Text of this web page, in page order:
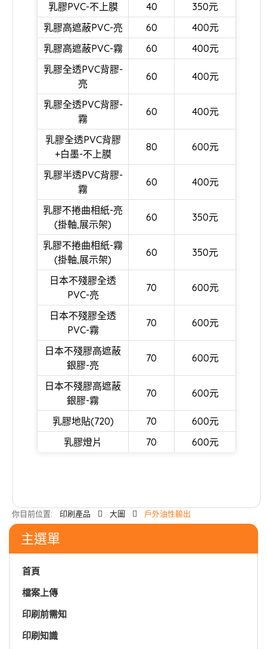
乳膠PVC-不上膜
40
350元
乳膠高遮蔽PVC-亮
60
400元
乳膠高遮蔽PVC-霧
60
400元
乳膠全透PVC背膠-
亮
60 400元
乳膠全透PVC背膠-
霧
60 400元
乳膠全透PVC背膠
+白墨-不上膜
80 600元
乳膠半透PVC背膠-
霧
60 400元
乳膠不捲曲相紙-亮
(掛軸,展示架)
60 350元
乳膠不捲曲相紙-霧
(掛軸,展示架)
60 350元
日本不殘膠全透
PVC-亮
70 600元
日本不殘膠全透
PVC-霧
70 600元
日本不殘膠高遮蔽
銀膠-亮
70 600元
日本不殘膠高遮蔽
銀膠-霧
70 600元
乳膠地貼(720) 70
600元
乳膠燈片
70 600元
你目前位置: 印刷產品 大圖 戶外油性輸出
主選單
首頁
檔案上傳
印刷前需知
印刷知識